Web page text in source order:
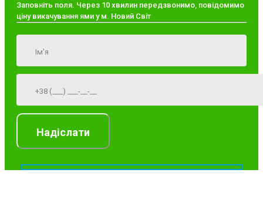
Заповніть поля. Через 10 хвилин передзвонимо, повідомимо
ціну викачування ями у м. Новий Світ